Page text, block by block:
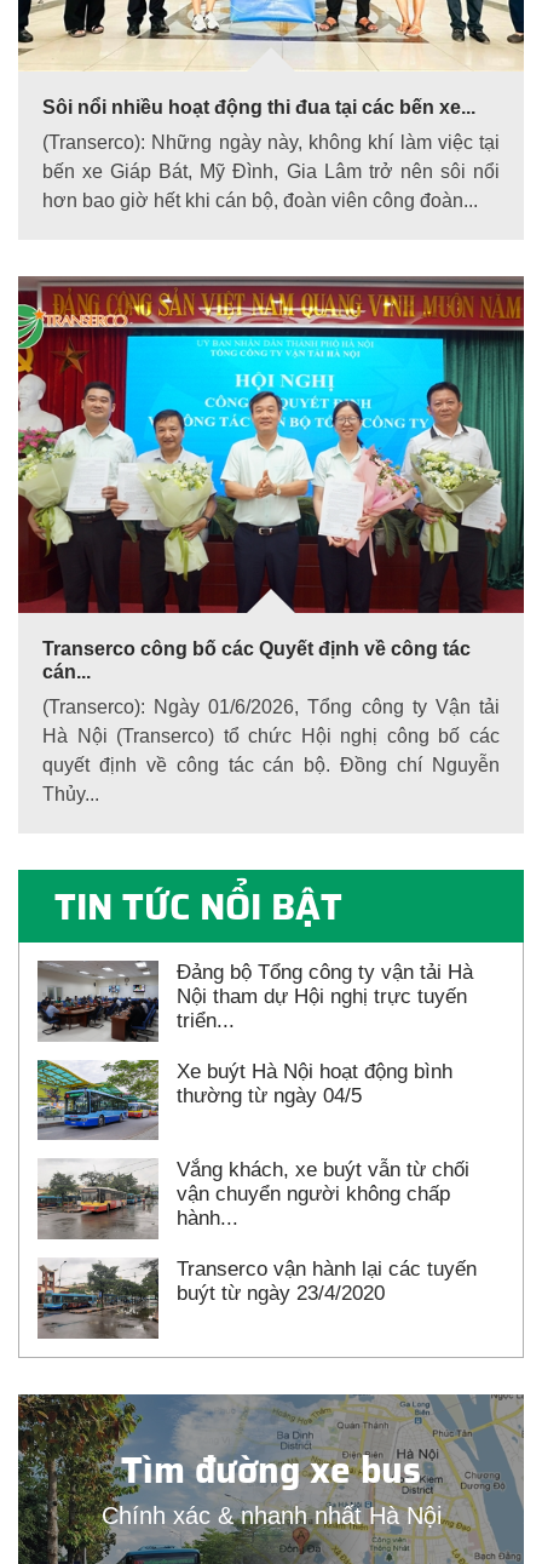
Sôi nổi nhiều hoạt động thi đua tại các bến xe...
(Transerco): Những ngày này, không khí làm việc tại
bến xe Giáp Bát, Mỹ Đình, Gia Lâm trở nên sôi nổi
hơn bao giờ hết khi cán bộ, đoàn viên công đoàn...
Transerco công bố các Quyết định về công tác
cán...
(Transerco): Ngày 01/6/2026, Tổng công ty Vận tải
Hà Nội (Transerco) tổ chức Hội nghị công bố các
quyết định về công tác cán bộ. Đồng chí Nguyễn
Thủy...
TIN TỨC NỔI BẬT
Đảng bộ Tổng công ty vận tải Hà
Nội tham dự Hội nghị trực tuyến
triển...
Xe buýt Hà Nội hoạt động bình
thường từ ngày 04/5
Vắng khách, xe buýt vẫn từ chối
vận chuyển người không chấp
hành...
Transerco vận hành lại các tuyến
buýt từ ngày 23/4/2020
Tìm đường xe bus
Chính xác & nhanh nhất Hà Nội